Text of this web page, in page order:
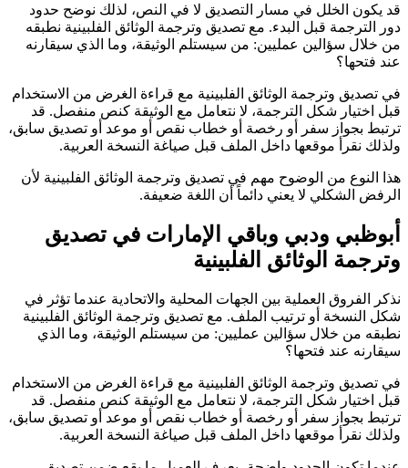
قد يكون الخلل في مسار التصديق لا في النص، لذلك نوضح حدود
دور الترجمة قبل البدء. مع تصديق وترجمة الوثائق الفلبينية نطبقه
من خلال سؤالين عمليين: من سيستلم الوثيقة، وما الذي سيقارنه
عند فتحها؟
في تصديق وترجمة الوثائق الفلبينية مع قراءة الغرض من الاستخدام
قبل اختيار شكل الترجمة، لا نتعامل مع الوثيقة كنص منفصل. قد
ترتبط بجواز سفر أو رخصة أو خطاب نقص أو موعد أو تصديق سابق،
ولذلك نقرأ موقعها داخل الملف قبل صياغة النسخة العربية.
هذا النوع من الوضوح مهم في تصديق وترجمة الوثائق الفلبينية لأن
الرفض الشكلي لا يعني دائماً أن اللغة ضعيفة.
أبوظبي ودبي وباقي الإمارات في تصديق
وترجمة الوثائق الفلبينية
نذكر الفروق العملية بين الجهات المحلية والاتحادية عندما تؤثر في
شكل النسخة أو ترتيب الملف. مع تصديق وترجمة الوثائق الفلبينية
نطبقه من خلال سؤالين عمليين: من سيستلم الوثيقة، وما الذي
سيقارنه عند فتحها؟
في تصديق وترجمة الوثائق الفلبينية مع قراءة الغرض من الاستخدام
قبل اختيار شكل الترجمة، لا نتعامل مع الوثيقة كنص منفصل. قد
ترتبط بجواز سفر أو رخصة أو خطاب نقص أو موعد أو تصديق سابق،
ولذلك نقرأ موقعها داخل الملف قبل صياغة النسخة العربية.